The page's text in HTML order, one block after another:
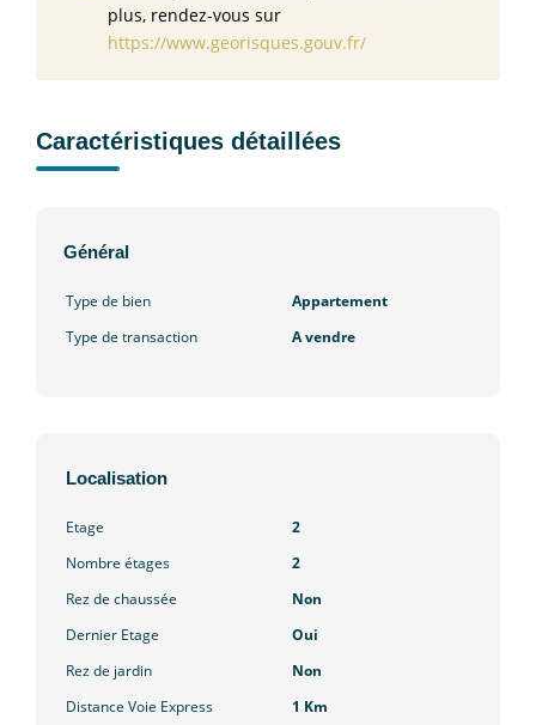
plus, rendez-vous sur
https://www.georisques.gouv.fr/
Caractéristiques détaillées
Général
Type de bien
Appartement
Type de transaction
A vendre
Localisation
Etage
2
Nombre étages
2
Rez de chaussée
Non
Dernier Etage
Oui
Rez de jardin
Non
Distance Voie Express
1 Km